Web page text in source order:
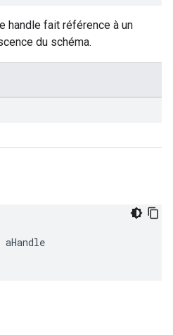
handle fait référence à un
du schéma.
aHandle